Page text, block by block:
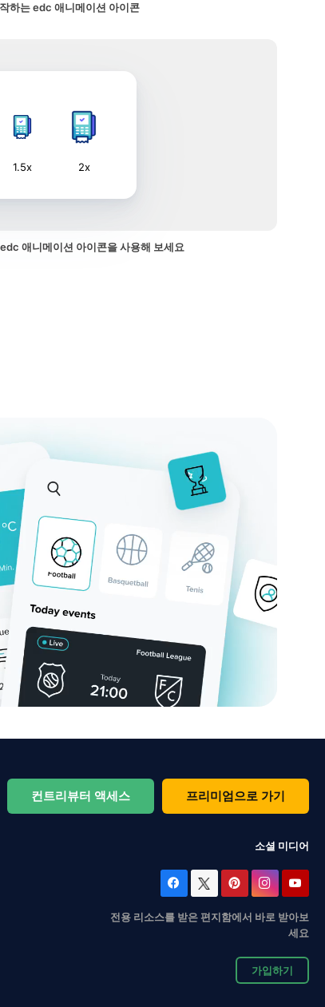
하는 edc 애니메이션 아이콘
1.5x 2x
애니메이션 아이콘을 사용해 보세요
컨트리뷰터 액세스 프리미엄으로 가기
소셜 미디어
전용 리소스를 받은 편지함에서 바로 받아보
세요
가입하기